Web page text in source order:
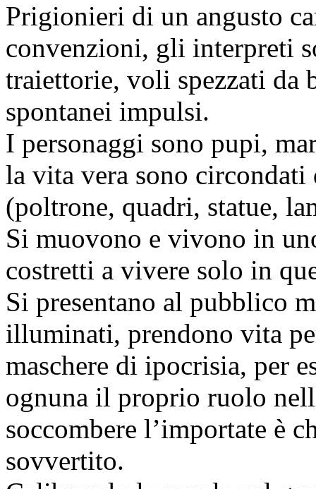
Prigionieri di un angusto
convenzioni, gli interpreti
traiettorie, voli spezzati da
spontanei impulsi.
I personaggi sono pupi,
la vita vera sono
(poltrone, quadri, statue,
Si muovono e vivono in
costretti a vivere solo in
Si presentano al pubblico
illuminati, prendono vita
maschere di ipocrisia, per
ognuna il proprio ruolo
soccombere l’importate è
sovvertito.